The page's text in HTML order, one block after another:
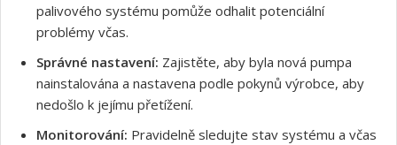
palivového systému pomůže odhalit potenciální
problémy včas.
Správné nastavení: Zajistěte, aby byla nová pumpa
nainstalována a nastavena podle pokynů výrobce, aby
nedošlo k jejímu přetížení.
Monitorování: Pravidelně sledujte stav systému a včas